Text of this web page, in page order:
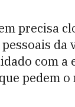
precisa
com a
pedem